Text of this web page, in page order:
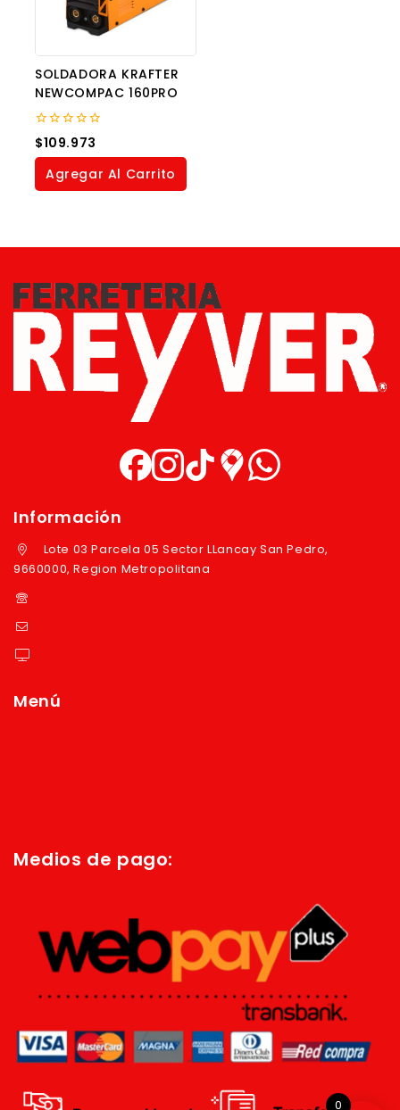
SOLDADORA KRAFTER
NEWCOMPAC 160PRO
0
out
of
$109.973
Agregar Al Carrito
Información
Lote 03 Parcela 05 Sector LLancay San Pedro,
9660000, Region Metropolitana
Menú
Medios de pago:
0